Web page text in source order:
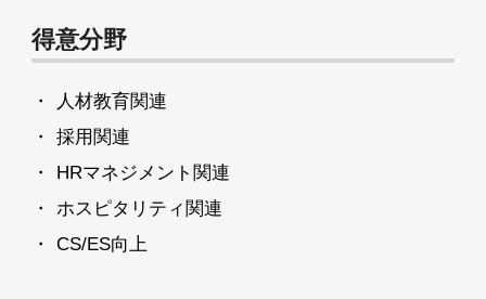
得意分野
人材教育関連
採用関連
HRマネジメント関連
ホスピタリティ関連
CS/ES向上